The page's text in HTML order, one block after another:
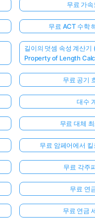
무료 가
무료 ACT 수학
길이의 덧셈 속성 계산
Property of Length
무료 공기
대수
무료 대체
무료 암페어에서
무료 각주
무료 연
무료 연금